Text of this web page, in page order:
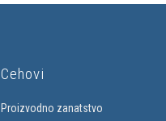
Cehovi
Proizvodno zanatstvo